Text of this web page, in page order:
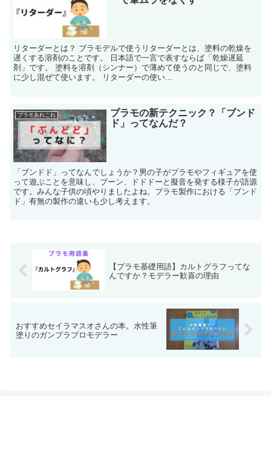
リターダーとは？ プラモデルで使うリターダーとは、塗料の乾燥を
遅くする溶剤のことです。 日本語で一言で表すならば「乾燥遅延
剤」です。 塗料を溶剤（シンナー）で薄めて使うのと同じで、塗料
に少し混ぜて使います。 リターダーの使い...
プラモあれこれ
プラモの新テクニック？「ブンド
ド」ってなんだ？
「ブンドド」ってなんでしょうか？男の子がプラモやフィギュアを使
って遊ぶことを意味し、ブーン、ドドドーと擬音を発する様子が語源
です。みんな子供の頃やりましたよね。プラモ製作における「ブンド
ド」有無の製作の違いも少し考えます。
【プラモ基礎用語】カルトグラフってな
んですか？モデラー歓喜の理由
おすすめセイラマスオさんの本。水性筆
塗りのガンプラプロモデラー